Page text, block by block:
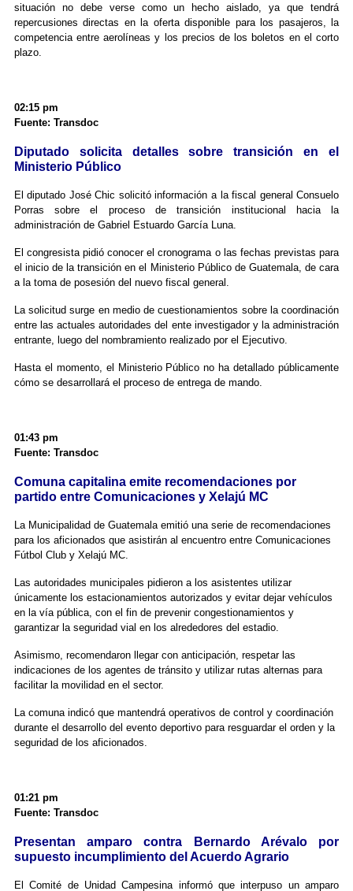
situación no debe verse como un hecho aislado, ya que tendrá
repercusiones directas en la oferta disponible para los pasajeros, la
competencia entre aerolíneas y los precios de los boletos en el corto
plazo.
02:15 pm
Fuente: Transdoc
Diputado solicita detalles sobre transición en el
Ministerio Público
El diputado José Chic solicitó información a la fiscal general Consuelo
Porras sobre el proceso de transición institucional hacia la
administración de Gabriel Estuardo García Luna.
El congresista pidió conocer el cronograma o las fechas previstas para
el inicio de la transición en el Ministerio Público de Guatemala, de cara
a la toma de posesión del nuevo fiscal general.
La solicitud surge en medio de cuestionamientos sobre la coordinación
entre las actuales autoridades del ente investigador y la administración
entrante, luego del nombramiento realizado por el Ejecutivo.
Hasta el momento, el Ministerio Público no ha detallado públicamente
cómo se desarrollará el proceso de entrega de mando.
01:43 pm
Fuente: Transdoc
Comuna capitalina emite recomendaciones por
partido entre Comunicaciones y Xelajú MC
La Municipalidad de Guatemala emitió una serie de recomendaciones
para los aficionados que asistirán al encuentro entre Comunicaciones
Fútbol Club y Xelajú MC.
Las autoridades municipales pidieron a los asistentes utilizar
únicamente los estacionamientos autorizados y evitar dejar vehículos
en la vía pública, con el fin de prevenir congestionamientos y
garantizar la seguridad vial en los alrededores del estadio.
Asimismo, recomendaron llegar con anticipación, respetar las
indicaciones de los agentes de tránsito y utilizar rutas alternas para
facilitar la movilidad en el sector.
La comuna indicó que mantendrá operativos de control y coordinación
durante el desarrollo del evento deportivo para resguardar el orden y la
seguridad de los aficionados.
01:21 pm
Fuente: Transdoc
Presentan amparo contra Bernardo Arévalo por
supuesto incumplimiento del Acuerdo Agrario
El Comité de Unidad Campesina informó que interpuso un amparo